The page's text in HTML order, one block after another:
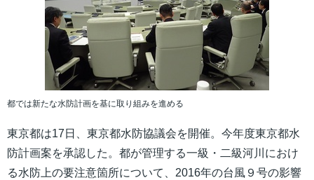
都では新たな水防計画を基に取り組みを進める
東京都は17日、東京都水防協議会を開催。今年度東京都水
防計画案を承認した。都が管理する一級・二級河川におけ
る水防上の要注意箇所について、2016年の台風９号の影響